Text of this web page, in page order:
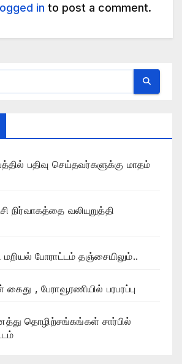
in to post a comment.
பதிவு செய்தவர்களுக்கு மாதம்
நிர்வாகத்தை வலியுறுத்தி
போராட்டம் தஞ்சையிலும்..
, பேராவூரணியில் பரபரப்பு
தொழிற்சங்கங்கள் சார்பில்